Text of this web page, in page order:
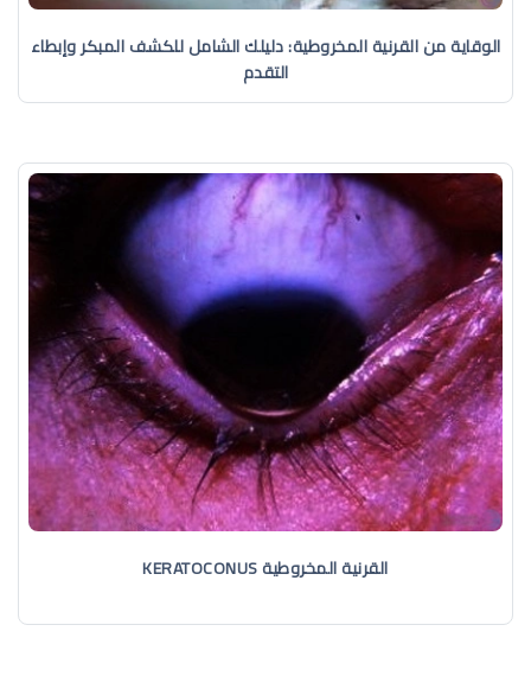
الوقاية من القرنية المخروطية: دليلك الشامل للكشف المبكر وإبطاء
التقدم
القرنية المخروطية KERATOCONUS